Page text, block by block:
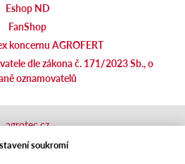
Eshop ND
FanShop
koncernu AGROFERT
dle zákona č. 171/2023 Sb., o
oznamovatelů
agrotec.cz
agrics.sksoukromí